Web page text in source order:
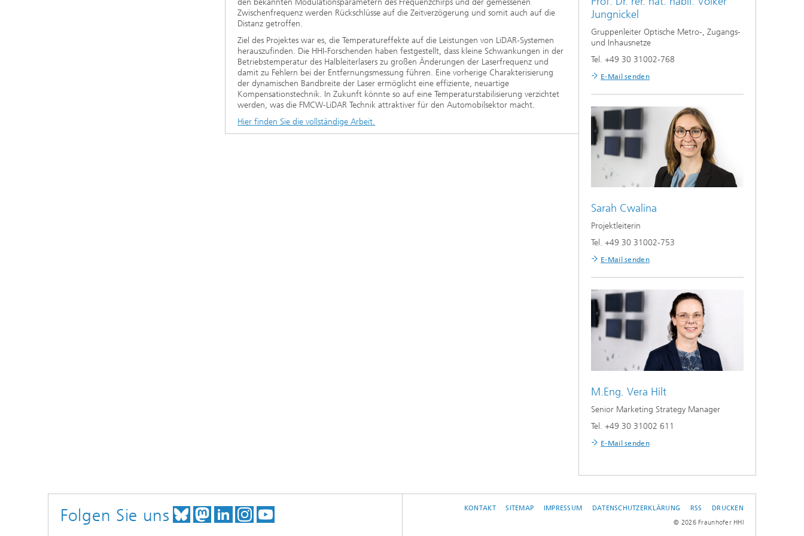
den bekannten Modulationsparametern des Frequenzchirps und der gemessenen
Zwischenfrequenz werden Rückschlüsse auf die Zeitverzögerung und somit auch auf die
Distanz getroffen.
Ziel des Projektes war es, die Temperatureffekte auf die Leistungen von LiDAR-Systemen
herauszufinden. Die HHI-Forschenden haben festgestellt, dass kleine Schwankungen in der
Betriebstemperatur des Halbleiterlasers zu großen Änderungen der Laserfrequenz und
damit zu Fehlern bei der Entfernungsmessung führen. Eine vorherige Charakterisierung
der dynamischen Bandbreite der Laser ermöglicht eine effiziente, neuartige
Kompensationstechnik. In Zukunft könnte so auf eine Temperaturstabilisierung verzichtet
werden, was die FMCW-LiDAR Technik attraktiver für den Automobilsektor macht.
Hier finden Sie die vollständige Arbeit.
Jungnickel
Gruppenleiter Optische Metro-, Zugangs-
und Inhausnetze
Tel. +49 30 31002-768
E-Mail senden
Sarah Cwalina
Projektleiterin
Tel. +49 30 31002-753
E-Mail senden
M.Eng. Vera Hilt
Senior Marketing Strategy Manager
Tel. +49 30 31002 611
E-Mail senden
Folgen Sie uns TREFFEN SIE UNS AUF BLUESKY
TREFFEN SIE UNS AUF MASTODON
TREFFEN SIE UNS BEI LINKEDIN
BESUCHEN SIE UNSER INSTRAGRAM-PROFIL
UNSER VIDEO-CHANNEL BEI YOUTUBE
KONTAKT SITEMAP IMPRESSUM DATENSCHUTZERKLÄRUNG RSS
DRUCKEN
© 2026 Fraunhofer HHI